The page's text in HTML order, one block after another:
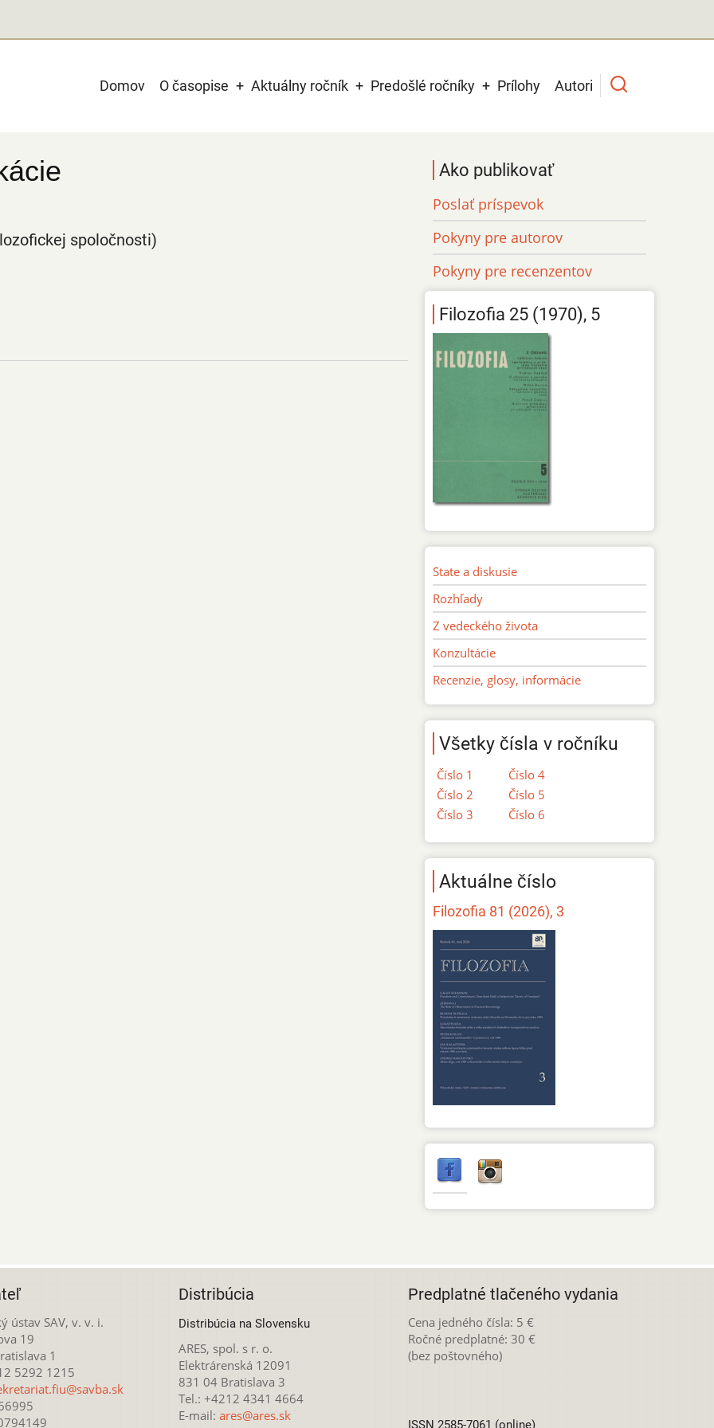
Main
Domov O časopise Aktuálny ročník Predošlé ročníky Prílohy Autori
spoločnosti)
Ako publikovať
Poslať príspevok
Pokyny pre autorov
Pokyny pre recenzentov
Filozofia 25 (1970), 5
State a diskusie
Rozhľady
Z vedeckého života
Konzultácie
Recenzie, glosy, informácie
Všetky čísla v ročníku
Číslo 1
Číslo 2
Číslo 3
Číslo 4
Číslo 5
Číslo 6
Aktuálne číslo
Filozofia 81 (2026), 3
ústav SAV, v. v. i.
19
1
5292 1215
Distribúcia
Distribúcia na Slovensku
ARES, spol. s r. o.
Elektrárenská 12091
831 04 Bratislava 3
Tel.: +4212 4341 4664
E-mail: ares@ares.sk
Predplatné tlačeného vydania
Cena jedného čísla: 5 €
Ročné predplatné: 30 €
(bez poštovného)
ISSN 2585-7061 (online)